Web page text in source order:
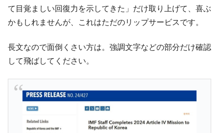
『Money1』
韓国は「中国と同じく」投資に不適格な国
だ。
す」⇒「金を経由するドル入手」手段ではないのか？
『Money1』
韓国･外為取引量「1日当たり1,214.4億ド
『Money1』
い「50.5％」に上昇
韓国大統領府ボンクラ政策室長が告発され
た ⇒ 国家が行った恐るべき株価操作であり、空前の国政壟
て目覚ましい回復力を示してきた」だけ取り上げて、喜ぶ
かもしれませんが、これはただのリップサービスです。
長文なので面倒くさい方は。強調文字などの部分だけ確認
して飛ばしてください。